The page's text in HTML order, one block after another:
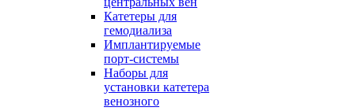
Катетеры для
гемодиализа
Имплантируемые
порт‑системы
Наборы для
установки катетера
венозного